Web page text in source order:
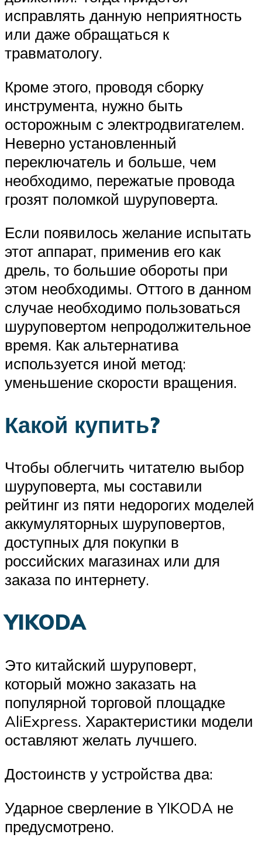
исправлять данную неприятность
или даже обращаться к
травматологу.
Кроме этого, проводя сборку
инструмента, нужно быть
осторожным с электродвигателем.
Неверно установленный
переключатель и больше, чем
необходимо, пережатые провода
грозят поломкой шуруповерта.
Если появилось желание испытать
этот аппарат, применив его как
дрель, то большие обороты при
этом необходимы. Оттого в данном
случае необходимо пользоваться
шуруповертом непродолжительное
время. Как альтернатива
используется иной метод:
уменьшение скорости вращения.
Какой купить?
Чтобы облегчить читателю выбор
шуруповерта, мы составили
рейтинг из пяти недорогих моделей
аккумуляторных шуруповертов,
доступных для покупки в
российских магазинах или для
заказа по интернету.
YIKODA
Это китайский шуруповерт,
который можно заказать на
популярной торговой площадке
AliExpress. Характеристики модели
оставляют желать лучшего.
Достоинств у устройства два:
Ударное сверление в YIKODA не
предусмотрено.